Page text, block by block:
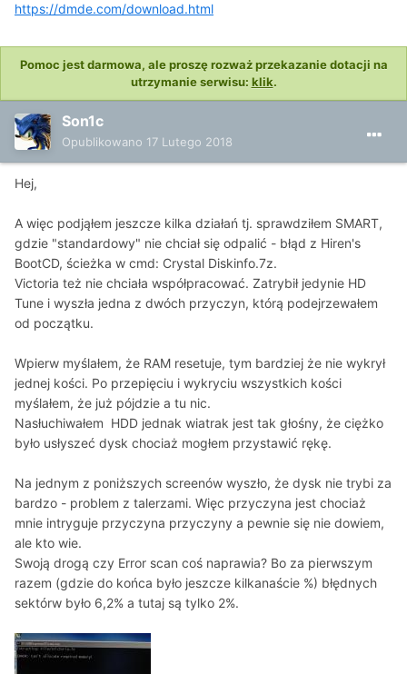
https://dmde.com/download.html
Pomoc jest darmowa, ale proszę rozważ przekazanie dotacji na
utrzymanie serwisu: klik.
Son1c
Opublikowano 17 Lutego 2018
Hej,
A więc podjąłem jeszcze kilka działań tj. sprawdziłem SMART,
gdzie "standardowy" nie chciał się odpalić - błąd z Hiren's
BootCD, ścieżka w cmd: Crystal Diskinfo.7z.
Victoria też nie chciała współpracować. Zatrybił jedynie HD
Tune i wyszła jedna z dwóch przyczyn, którą podejrzewałem
od początku.
Wpierw myślałem, że RAM resetuje, tym bardziej że nie wykrył
jednej kości. Po przepięciu i wykryciu wszystkich kości
myślałem, że już pójdzie a tu nic.
Nasłuchiwałem HDD jednak wiatrak jest tak głośny, że ciężko
było usłyszeć dysk chociaż mogłem przystawić rękę.
Na jednym z poniższych screenów wyszło, że dysk nie trybi za
bardzo - problem z talerzami. Więc przyczyna jest chociaż
mnie intryguje przyczyna przyczyny a pewnie się nie dowiem,
ale kto wie.
Swoją drogą czy Error scan coś naprawia? Bo za pierwszym
razem (gdzie do końca było jeszcze kilkanaście %) błędnych
sektórw było 6,2% a tutaj są tylko 2%.